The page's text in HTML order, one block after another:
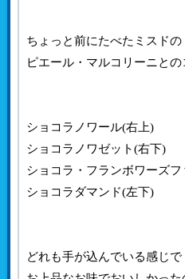
ちょっと前にたべたミスドの
ピエール・マルコリーニと
ショコラノワール(右上)
ショコラノワゼット(右下)
ショコラ・フランボワーズ
ショコラダマンド(左下)
どれも手が込んでいる感じで